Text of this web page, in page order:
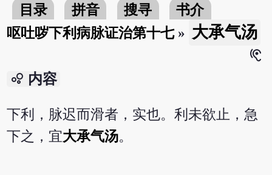
目录 拼音 搜寻
书介
呕吐哕下利病脉证治第十七» 大承气汤
hearing
bubble_chart 内容
下利，脉迟而滑者，实也。利未欲止，急
下之，宜大承气汤。